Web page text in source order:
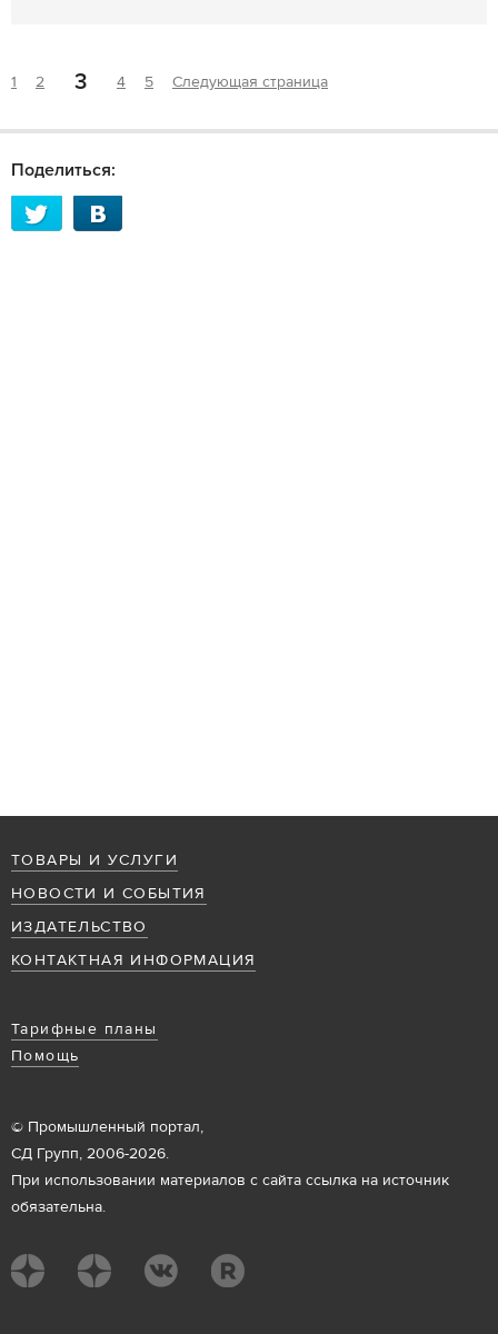
1 2 3 4 5 Следующая страница
Поделиться:
ТОВАРЫ И УСЛУГИ
НОВОСТИ И СОБЫТИЯ
ИЗДАТЕЛЬСТВО
КОНТАКТНАЯ ИНФОРМАЦИЯ
Тарифные планы
Помощь
© Промышленный портал,
СД Групп, 2006-2026.
При использовании материалов с сайта ссылка на источник
обязательна.